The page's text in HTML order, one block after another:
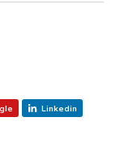
Linkedin